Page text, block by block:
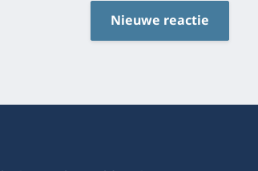
Nieuwe reactie